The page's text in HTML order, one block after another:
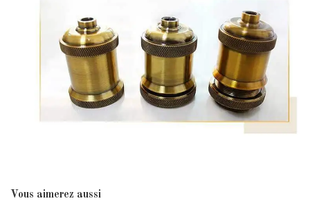
Vous aimerez aussi